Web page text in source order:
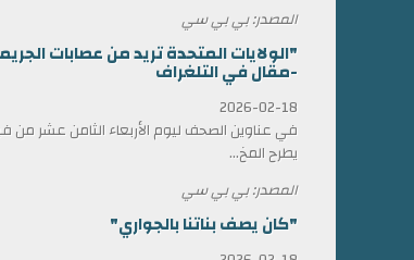
المصدر: بي بي سي
"الولايات المتحدة تريد من عصابات
-مقال في التلغراف
2026-02-18
يطرح المخ...
المصدر: بي بي سي
"كان يصف بناتنا بالجواري"